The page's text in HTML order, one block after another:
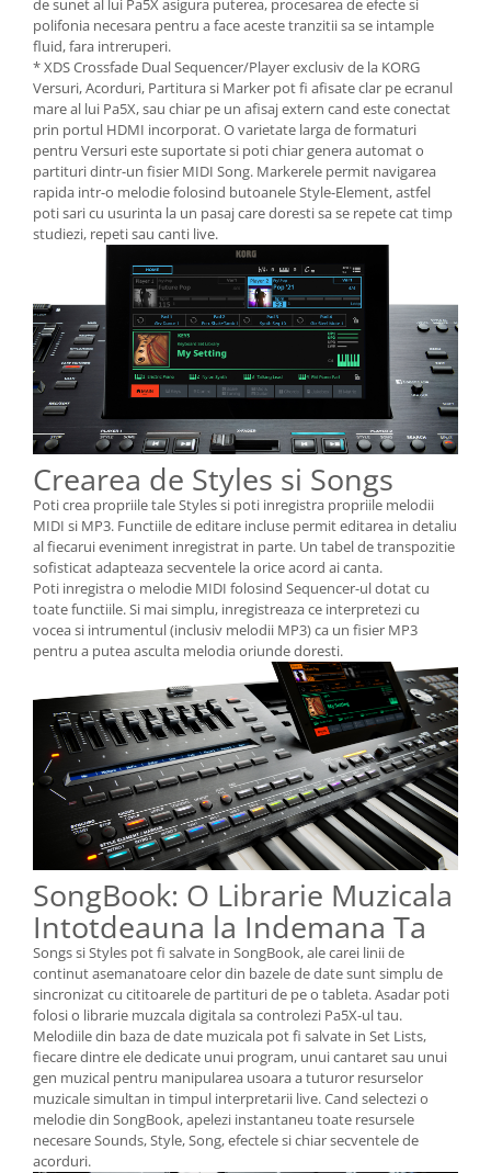
de sunet al lui Pa5X asigura puterea, procesarea de efecte si
polifonia necesara pentru a face aceste tranzitii sa se intample
fluid, fara intreruperi.
* XDS Crossfade Dual Sequencer/Player exclusiv de la KORG
Versuri, Acorduri, Partitura si Marker pot fi afisate clar pe ecranul
mare al lui Pa5X, sau chiar pe un afisaj extern cand este conectat
prin portul HDMI incorporat. O varietate larga de formaturi
pentru Versuri este suportate si poti chiar genera automat o
partituri dintr-un fisier MIDI Song. Markerele permit navigarea
rapida intr-o melodie folosind butoanele Style-Element, astfel
poti sari cu usurinta la un pasaj care doresti sa se repete cat timp
studiezi, repeti sau canti live.
Crearea de Styles si Songs
Poti crea propriile tale Styles si poti inregistra propriile melodii
MIDI si MP3. Functiile de editare incluse permit editarea in detaliu
al fiecarui eveniment inregistrat in parte. Un tabel de transpozitie
sofisticat adapteaza secventele la orice acord ai canta.
Poti inregistra o melodie MIDI folosind Sequencer-ul dotat cu
toate functiile. Si mai simplu, inregistreaza ce interpretezi cu
vocea si intrumentul (inclusiv melodii MP3) ca un fisier MP3
pentru a putea asculta melodia oriunde doresti.
SongBook: O Librarie Muzicala
Intotdeauna la Indemana Ta
Songs si Styles pot fi salvate in SongBook, ale carei linii de
continut asemanatoare celor din bazele de date sunt simplu de
sincronizat cu cititoarele de partituri de pe o tableta. Asadar poti
folosi o librarie muzcala digitala sa controlezi Pa5X-ul tau.
Melodiile din baza de date muzicala pot fi salvate in Set Lists,
fiecare dintre ele dedicate unui program, unui cantaret sau unui
gen muzical pentru manipularea usoara a tuturor resurselor
muzicale simultan in timpul interpretarii live. Cand selectezi o
melodie din SongBook, apelezi instantaneu toate resursele
necesare Sounds, Style, Song, efectele si chiar secventele de
acorduri.